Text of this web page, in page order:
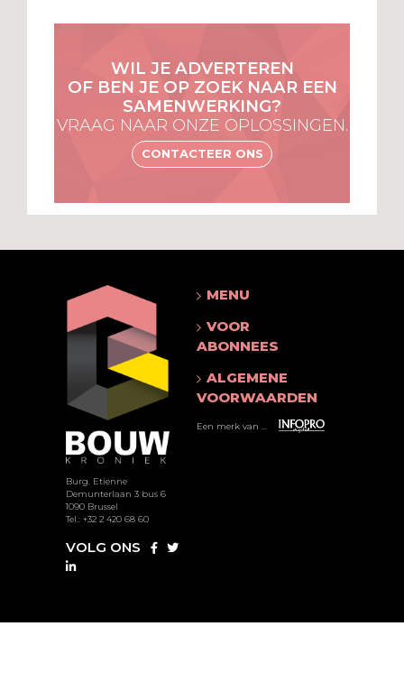
WIL JE ADVERTEREN
OF BEN JE OP ZOEK NAAR EEN
SAMENWERKING?
VRAAG NAAR ONZE OPLOSSINGEN.
CONTACTEER ONS
Burg. Etienne
Demunterlaan 3 bus 6
1090 Brussel
Tel.: +32 2 420 68 60
VOLG ONS
MENU
VOOR
ABONNEES
ALGEMENE
VOORWAARDEN
Een merk van ...